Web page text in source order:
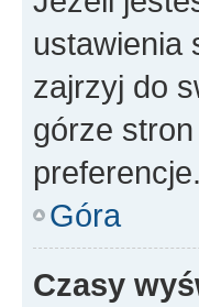
ustawienia
zajrzyj do
górze
preferencje.
Góra
Czasy